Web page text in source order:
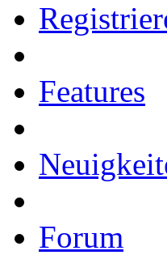
Features
Forum